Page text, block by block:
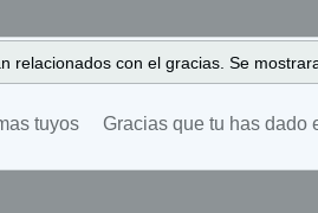
relacionados con el gracias. Se
tuyos Gracias que tu has dado